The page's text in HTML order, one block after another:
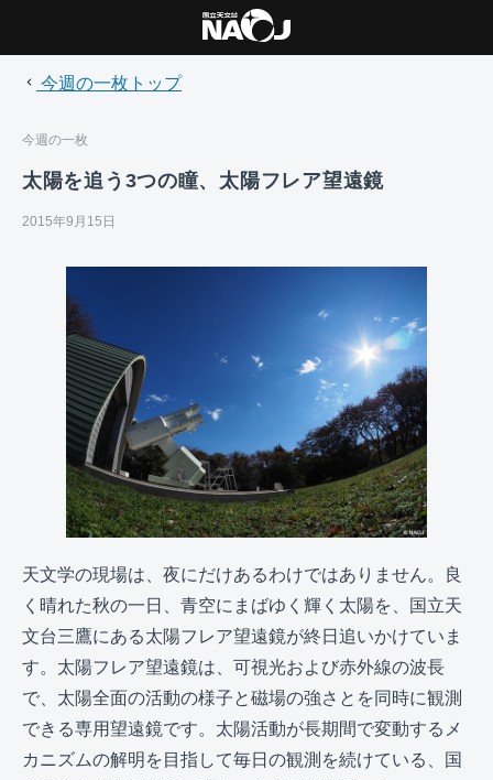
今週の一枚トップ
今週の一枚
太陽を追う3つの瞳、太陽フレア望遠鏡
2015年9月15日
天文学の現場は、夜にだけあるわけではありません。良
く晴れた秋の一日、青空にまばゆく輝く太陽を、国立天
文台三鷹にある太陽フレア望遠鏡が終日追いかけていま
す。太陽フレア望遠鏡は、可視光および赤外線の波長
で、太陽全面の活動の様子と磁場の強さとを同時に観測
できる専用望遠鏡です。太陽活動が長期間で変動するメ
カニズムの解明を目指して毎日の観測を続けている、国